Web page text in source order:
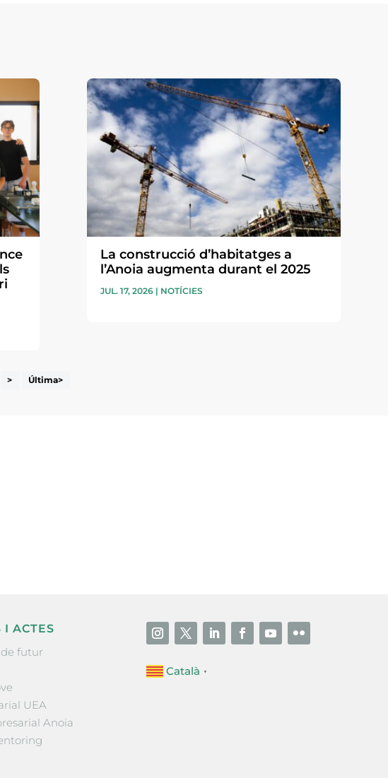
La construcció d’habitatges a
l’Anoia augmenta durant el 2025
JUL. 17, 2026| NOTÍCIES
> Última>
I ACTES
de futur
UEA
Anoia
Català ▼